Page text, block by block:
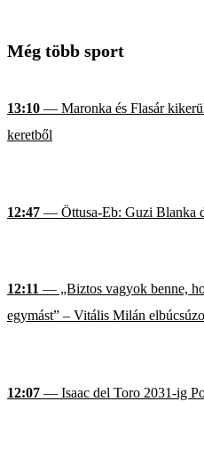
Még több sport
13:10 — Maronka és Flasár
keretből
12:47 — Öttusa-Eb: Guzi Blanka
12:11 — „Biztos vagyok benne,
egymást” – Vitális Milán
12:07 — Isaac del Toro 2031-ig